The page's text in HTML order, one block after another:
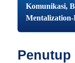
Komunikasi,
Penutup